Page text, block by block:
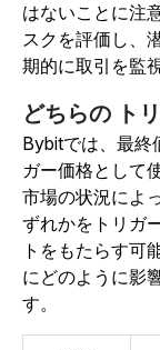
はないことに注
スクを評価し、
期的に取引を監
どちらの ト
Bybitでは、最終
ガー価格として
市場の状況によ
ずれかをトリガ
トをもたらす可
にどのように影
す。